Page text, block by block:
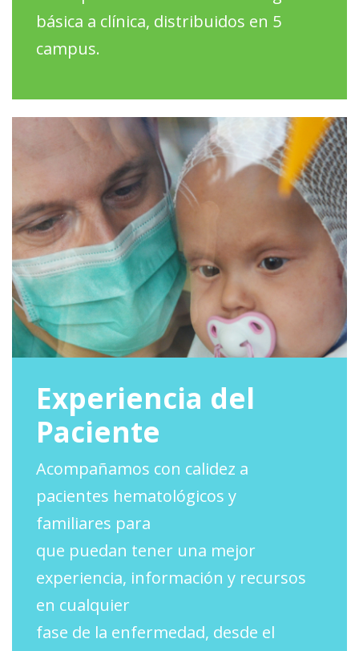
básica a clínica, distribuidos en 5
campus.
Experiencia del
Paciente
Acompañamos con calidez a
pacientes hematológicos y
familiares para
que puedan tener una mejor
experiencia, información y recursos
en cualquier
fase de la enfermedad, desde el